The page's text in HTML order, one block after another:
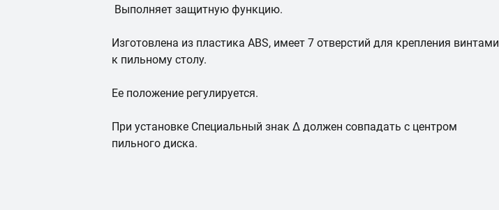
Выполняет защитную функцию.
Изготовлена из пластика ABS, имеет 7 отверстий для крепления винтами
к пильному столу.
Ее положение регулируется.
При установке Специальный знак Δ должен совпадать с центром
пильного диска.